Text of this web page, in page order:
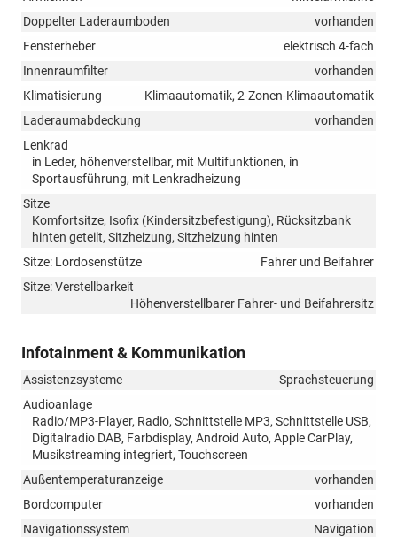
Doppelter Laderaumboden
vorhanden
Fensterheber
elektrisch 4-fach
Innenraumfilter
vorhanden
Klimatisierung
Klimaautomatik, 2-Zonen-Klimaautomatik
Laderaumabdeckung
vorhanden
Lenkrad
in Leder, höhenverstellbar, mit Multifunktionen, in
Sportausführung, mit Lenkradheizung
Sitze
Komfortsitze, Isofix (Kindersitzbefestigung), Rücksitzbank
hinten geteilt, Sitzheizung, Sitzheizung hinten
Sitze: Lordosenstütze
Fahrer und Beifahrer
Sitze: Verstellbarkeit
Höhenverstellbarer Fahrer- und Beifahrersitz
Infotainment & Kommunikation
Assistenzsysteme
Sprachsteuerung
Audioanlage
Radio/MP3-Player, Radio, Schnittstelle MP3, Schnittstelle USB,
Digitalradio DAB, Farbdisplay, Android Auto, Apple CarPlay,
Musikstreaming integriert, Touchscreen
Außentemperaturanzeige
vorhanden
Bordcomputer
vorhanden
Navigationssystem
Navigation